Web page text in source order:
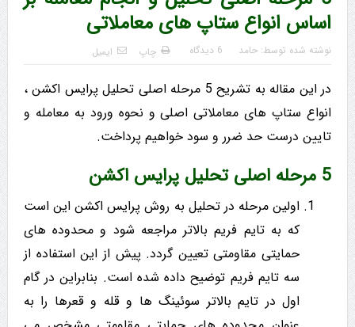
اساس انواع ستاپ های معاملاتی
نوشته شده توسط: حامد 6 دیدگاه چاپ ایمیل
در این مقاله به تشریح 5 مرحله اصلی تحلیل پرایس اکشن ،
انواع ستاپ های معاملاتی اصلی و نحوه ورود به معامله و
تایین درست حد ضرر و سود خواهیم پرداخت.
5 مرحله اصلی تحلیل پرایس اکشن
اولین مرحله در تحلیل به روش پرایس اکشن این است
که به تایم فریم بالاتر مراجعه شود و محدوده های
حمایتی مقاومتی تعیین گردد. پیش از این استفاده از
سه تایم فریم توضیح داده شده است. بنابراین در گام
اول در تایم بالاتر سوئینگ ها و قله و قعرها را به